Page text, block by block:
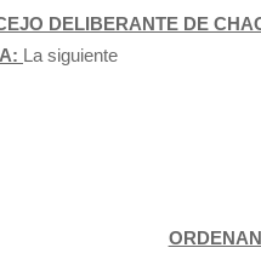
DELIBERANTE DE
La siguiente